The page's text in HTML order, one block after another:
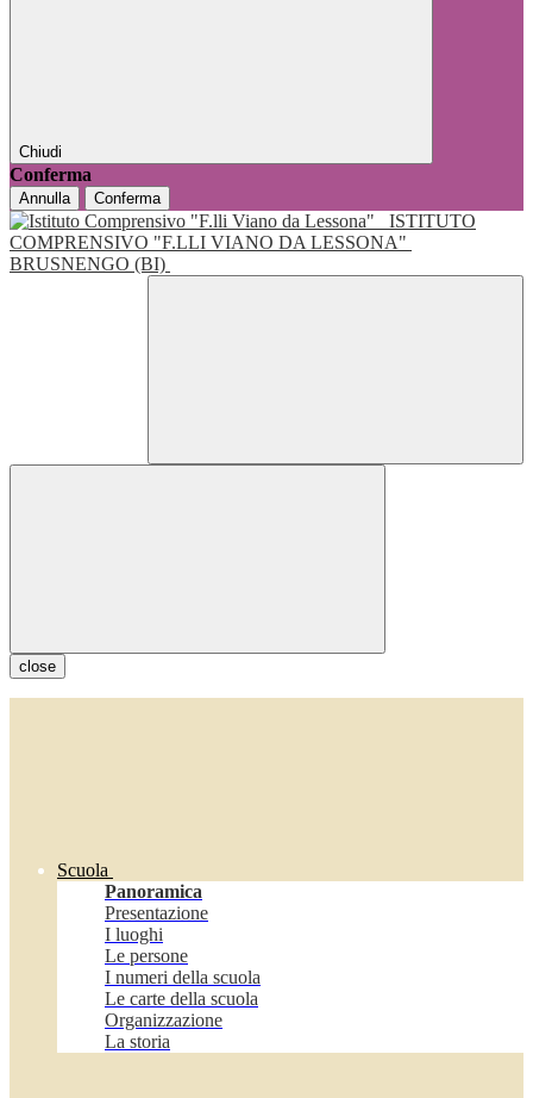
Chiudi
Conferma
Annulla Conferma
ISTITUTO
COMPRENSIVO "F.LLI VIANO DA LESSONA"
BRUSNENGO (BI)
close
Scuola
Panoramica
Presentazione
I luoghi
Le persone
I numeri della scuola
Le carte della scuola
Organizzazione
La storia